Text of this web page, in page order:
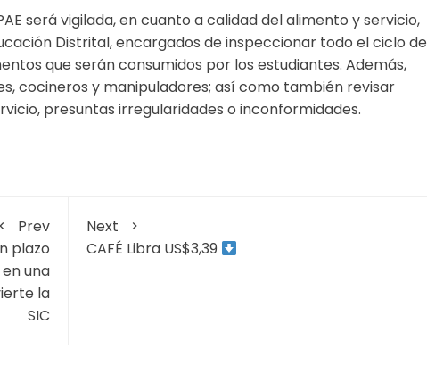
será vigilada, en cuanto a calidad del alimento y servicio,
Distrital, encargados de inspeccionar todo el ciclo de
que serán consumidos por los estudiantes. Además,
cocineros y manipuladores; así como también revisar
presuntas irregularidades o inconformidades.
Prev
plazo
una
la
SIC
Next
CAFÉ Libra US$3,39